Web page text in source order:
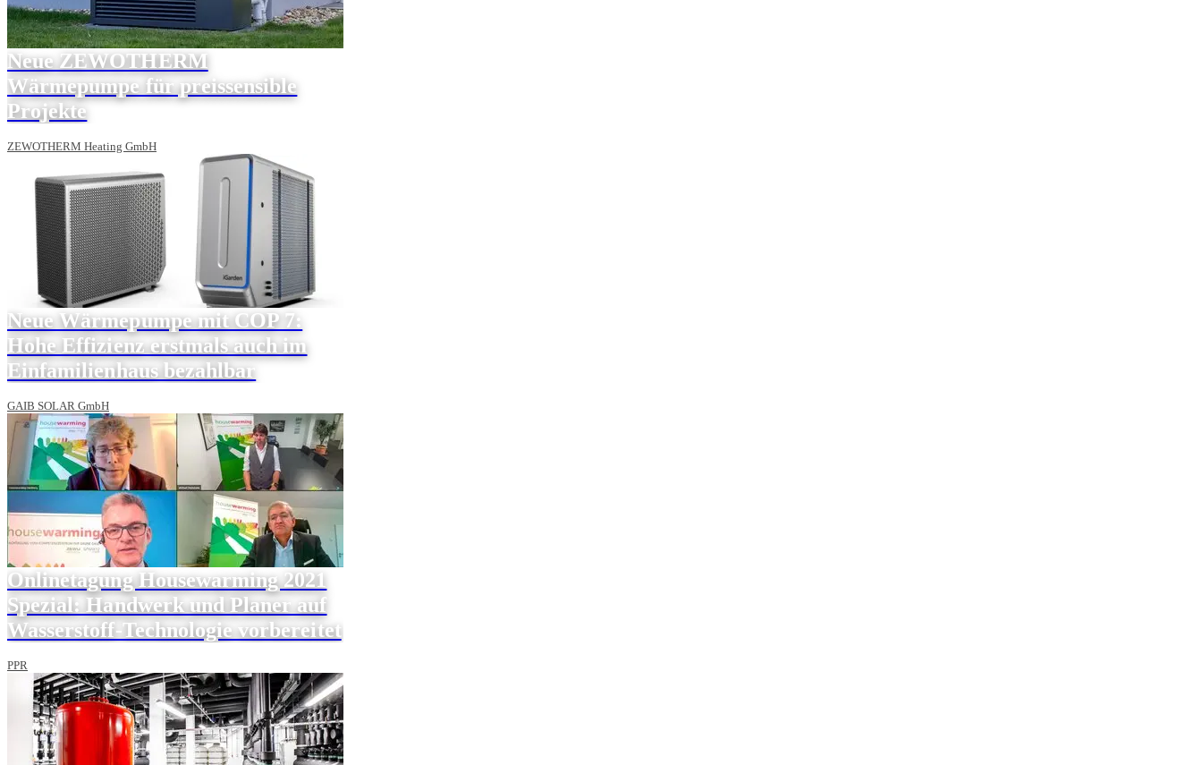
Neue ZEWOTHERM
Wärmepumpe für preissensible
Projekte
ZEWOTHERM Heating GmbH
Neue Wärmepumpe mit COP 7:
Hohe Effizienz erstmals auch im
Einfamilienhaus bezahlbar
GAIB SOLAR GmbH
Onlinetagung Housewarming 2021
Spezial: Handwerk und Planer auf
Wasserstoff-Technologie vorbereitet
PPR